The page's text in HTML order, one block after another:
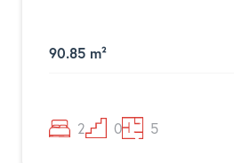
90.85 m²
2 0 5